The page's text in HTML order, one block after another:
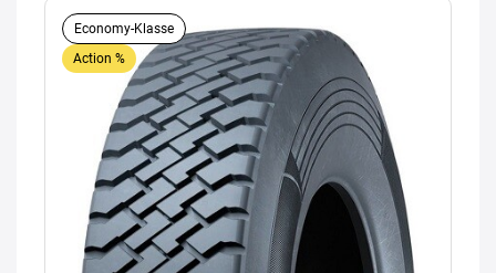
Economy-Klasse
Action %